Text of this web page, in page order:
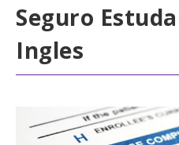
Seguro
Ingles